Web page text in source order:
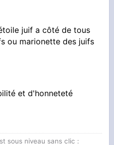
juif a côté de tous
ou marionette des juifs
et d'honneteté
sous niveau sans clic :